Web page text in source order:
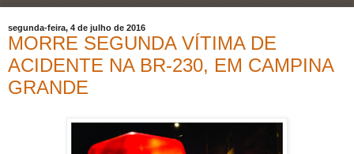
segunda-feira, 4 de julho de 2016
MORRE SEGUNDA VÍTIMA DE
ACIDENTE NA BR-230, EM CAMPINA
GRANDE